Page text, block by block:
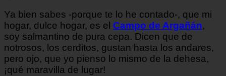
Ya bien sabes -porque te lo he contado-, que mi
hogar, dulce hogar, es el Campo de Argañán,
soy salmantino de pura cepa. Dicen que de
notrosos, los cerditos, gustan hasta los andares,
pero ojo, que yo pienso lo mismo de la dehesa,
¡qué maravilla de lugar!